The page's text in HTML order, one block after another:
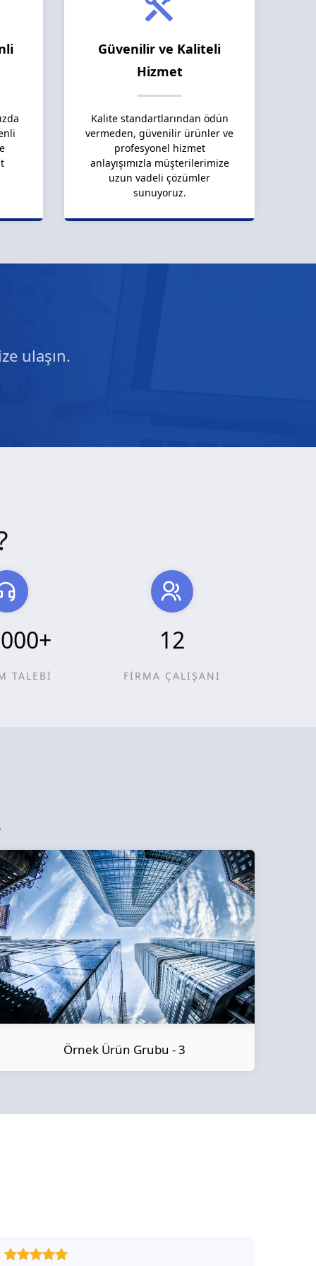
Güvenilir ve Kaliteli
Hizmet
Kalite standartlarından ödün
vermeden, güvenilir ürünler ve
profesyonel hizmet
anlayışımızla müşterilerimize
uzun vadeli çözümler
sunuyoruz.
ulaşın.
+
TALEBİ
12
FİRMA ÇALIŞANI
Örnek Ürün Grubu - 3